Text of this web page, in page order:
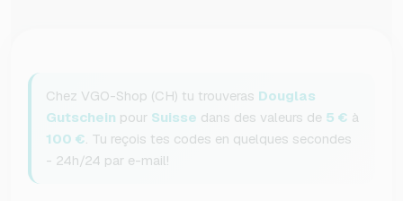
Chez VGO-Shop (CH) tu trouveras Douglas
Gutschein pour Suisse dans des valeurs de 5 € à
100 €. Tu reçois tes codes en quelques secondes
- 24h/24 par e-mail!